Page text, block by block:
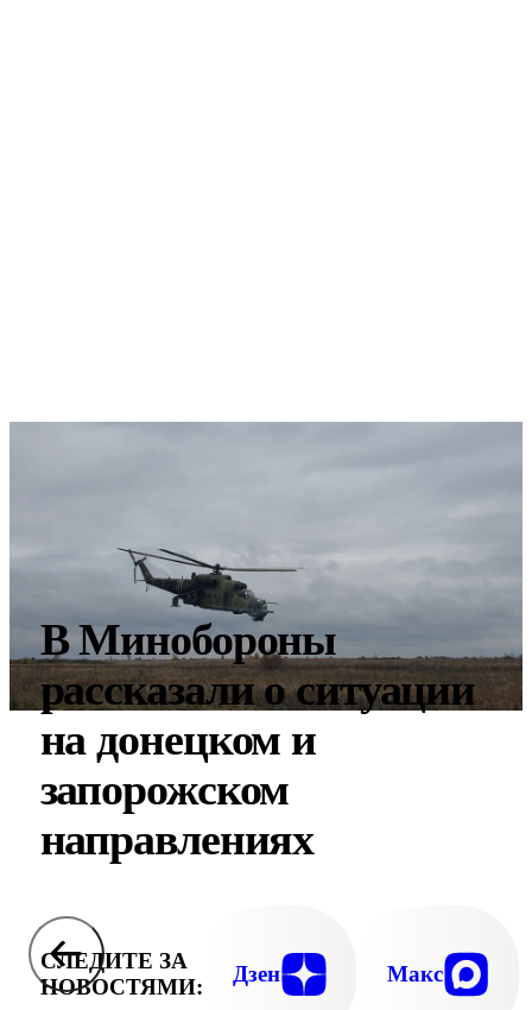
В Минобороны
рассказали о ситуации
на донецком и
запорожском
направлениях
СЛЕДИТЕ ЗА
НОВОСТЯМИ:
Дзен Макс